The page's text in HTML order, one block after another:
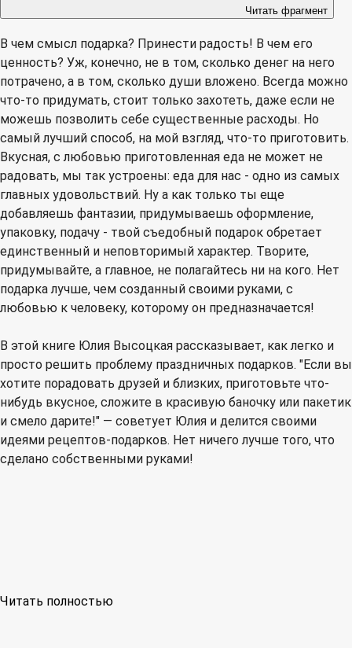
Читать фрагмент
В чем смысл подарка? Принести радость! В чем его
ценность? Уж, конечно, не в том, сколько денег на него
потрачено, а в том, сколько души вложено. Всегда можно
что-то придумать, стоит только захотеть, даже если не
можешь позволить себе существенные расходы. Но
самый лучший способ, на мой взгляд, что-то приготовить.
Вкусная, с любовью приготовленная еда не может не
радовать, мы так устроены: еда для нас - одно из самых
главных удовольствий. Ну а как только ты еще
добавляешь фантазии, придумываешь оформление,
упаковку, подачу - твой съедобный подарок обретает
единственный и неповторимый характер. Творите,
придумывайте, а главное, не полагайтесь ни на кого. Нет
подарка лучше, чем созданный своими руками, с
любовью к человеку, которому он предназначается!
В этой книге Юлия Высоцкая рассказывает, как легко и
просто решить проблему праздничных подарков. "Если вы
хотите порадовать друзей и близких, приготовьте что-
нибудь вкусное, сложите в красивую баночку или пакетик
и смело дарите!" — советует Юлия и делится своими
идеями рецептов-подарков. Нет ничего лучше того, что
сделано собственными руками!
Читать полностью